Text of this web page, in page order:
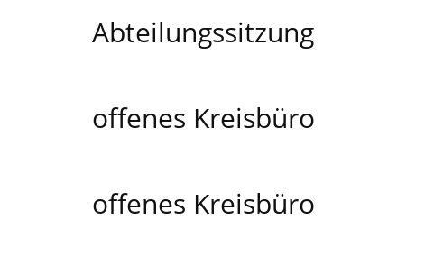
Abteilungssitzung
offenes Kreisbüro
offenes Kreisbüro